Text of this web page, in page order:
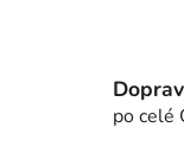
po celé